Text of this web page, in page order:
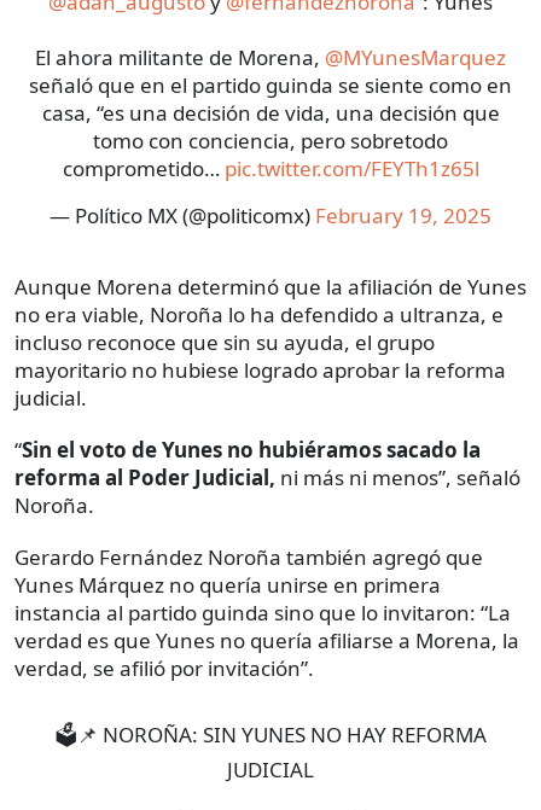
El ahora militante de Morena, @MYunesMarquez
señaló que en el partido guinda se siente como en
casa, “es una decisión de vida, una decisión que
tomo con conciencia, pero sobretodo
comprometido… pic.twitter.com/FEYTh1z65l
— Político MX (@politicomx) February 19, 2025
Aunque Morena determinó que la afiliación de Yunes
no era viable, Noroña lo ha defendido a ultranza, e
incluso reconoce que sin su ayuda, el grupo
mayoritario no hubiese logrado aprobar la reforma
judicial.
“Sin el voto de Yunes no hubiéramos sacado la
reforma al Poder Judicial, ni más ni menos”, señaló
Noroña.
Gerardo Fernández Noroña también agregó que
Yunes Márquez no quería unirse en primera
instancia al partido guinda sino que lo invitaron: “La
verdad es que Yunes no quería afiliarse a Morena, la
verdad, se afilió por invitación”.
🗳📌 NOROÑA: SIN YUNES NO HAY REFORMA
JUDICIAL